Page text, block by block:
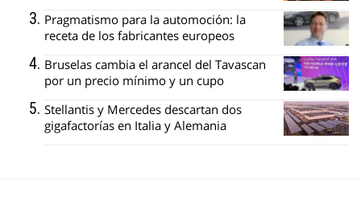
Pragmatismo para la automoción: la
receta de los fabricantes europeos
Bruselas cambia el arancel del Tavascan
por un precio mínimo y un cupo
Stellantis y Mercedes descartan dos
gigafactorías en Italia y Alemania